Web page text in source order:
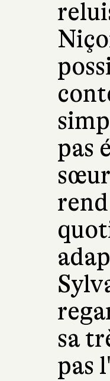
pas
sa
pas